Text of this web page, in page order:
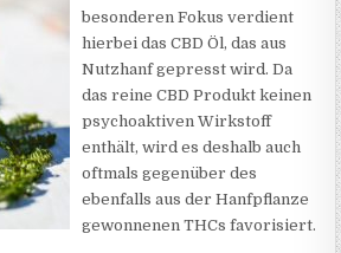
besonderen Fokus verdient
hierbei das CBD Öl, das aus
Nutzhanf gepresst wird. Da
das reine CBD Produkt keinen
psychoaktiven Wirkstoff
enthält, wird es deshalb auch
oftmals gegenüber des
ebenfalls aus der Hanfpflanze
gewonnenen THCs favorisiert.